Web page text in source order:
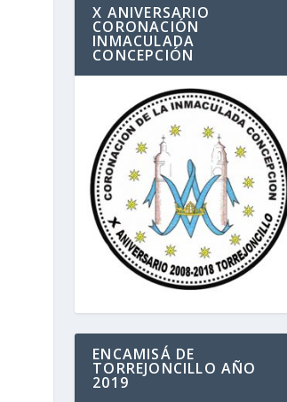
X ANIVERSARIO
CORONACIÓN
INMACULADA
CONCEPCIÓN
ENCAMISÁ DE
TORREJONCILLO AÑO
2019